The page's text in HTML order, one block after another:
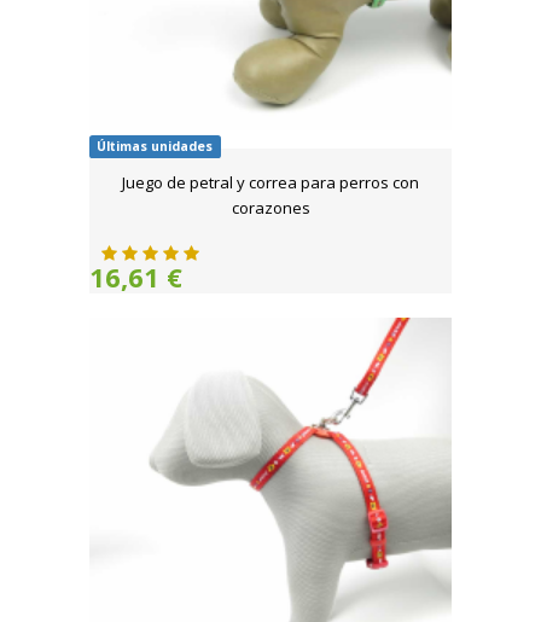
Últimas unidades
Juego de petral y correa para perros con
corazones
16,61 €